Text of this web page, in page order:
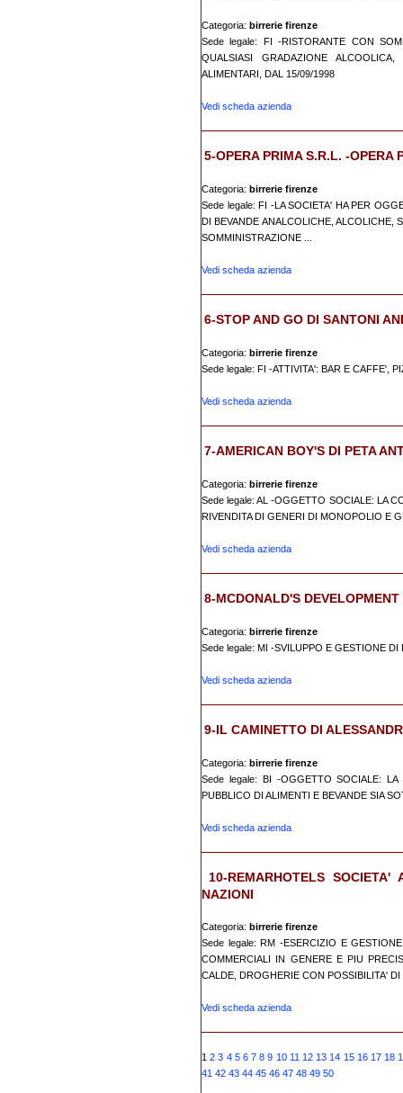
Categoria: birrerie firenze
Sede legale: FI -RISTORANTE CON
QUALSIASI GRADAZIONE
ALIMENTARI, DAL 15/09/1998
Vedi scheda azienda
5-OPERA PRIMA S.R.L. -OPERA
Categoria: birrerie firenze
Sede legale: FI -LA SOCIETA' HA PER
DI BEVANDE ANALCOLICHE, ALCOLICHE,
SOMMINISTRAZIONE ...
Vedi scheda azienda
6-STOP AND GO DI SANTONI
Categoria: birrerie firenze
Sede legale: FI -ATTIVITA': BAR E CAFFE',
Vedi scheda azienda
7-AMERICAN BOY'S DI PETA
Categoria: birrerie firenze
Sede legale: AL -OGGETTO SOCIALE: LA
RIVENDITA DI GENERI DI MONOPOLIO E
Vedi scheda azienda
8-MCDONALD'S DEVELOPMENT
Categoria: birrerie firenze
Sede legale: MI -SVILUPPO E GESTIONE
Vedi scheda azienda
9-IL CAMINETTO DI
Categoria: birrerie firenze
Sede legale: BI -OGGETTO SOCIALE:
PUBBLICO DI ALIMENTI E BEVANDE SIA
Vedi scheda azienda
10-REMARHOTELS
NAZIONI
Categoria: birrerie firenze
Sede legale: RM -ESERCIZIO E
COMMERCIALI IN GENERE E PIU
CALDE, DROGHERIE CON POSSIBILITA'
Vedi scheda azienda
12 3 4 5 6 7 8 9 10 11 12 13 14 15 16 17 18
41 42 43 44 45 46 47 48 49 50